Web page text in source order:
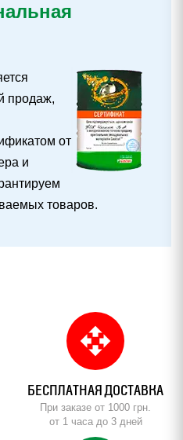
продаж,
от
и
товаров.
open_with
БЕСПЛАТНАЯ ДОСТАВКА
При заказе от 1000 грн.
от 1 часа до 3 дней